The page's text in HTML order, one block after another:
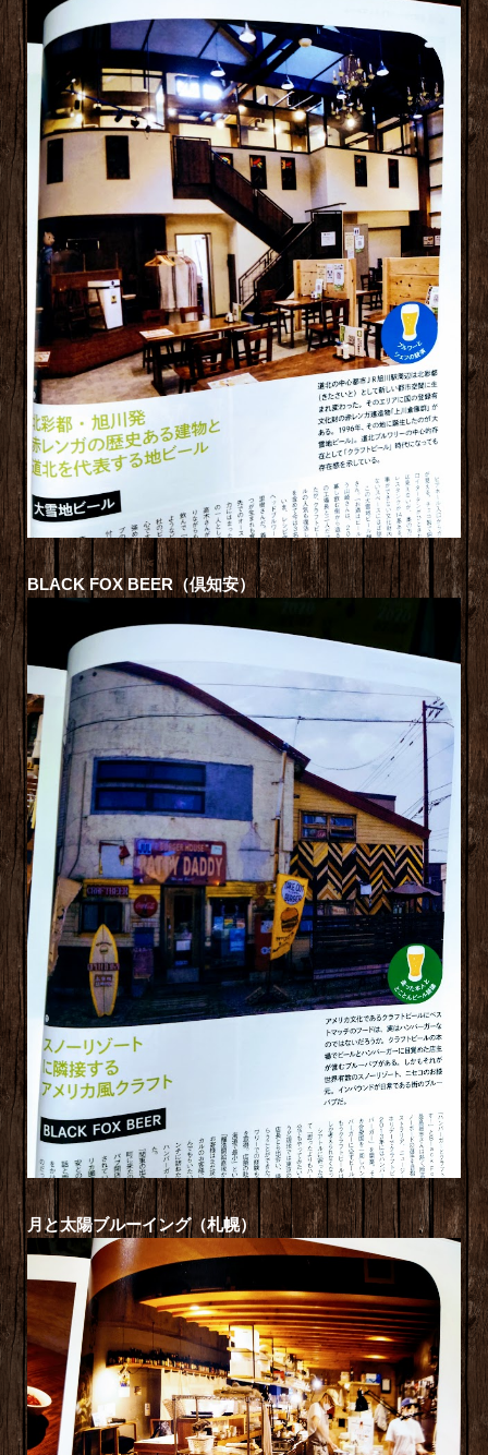
BLACK FOX BEER（倶知安）
月と太陽ブルーイング（札幌）